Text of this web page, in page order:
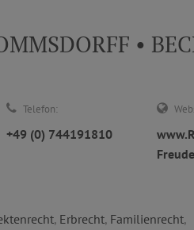
•
Telefon:
+49 (0) 744191810
, Erbrecht, Familienrecht,